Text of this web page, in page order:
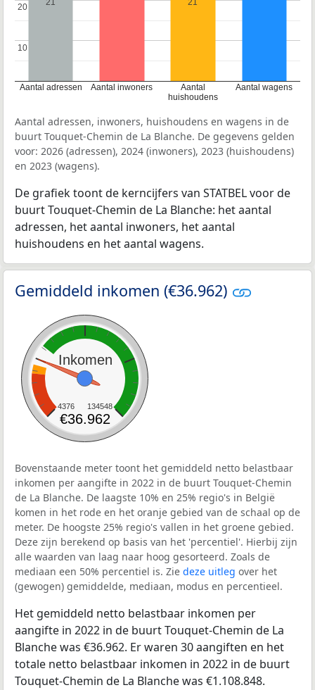
Aantal adressen Aantal inwoners
Aantal
huishoudens
Aantal wagens
10
10
20
20
21 21
Aantal adressen, inwoners, huishoudens en wagens in de
buurt Touquet-Chemin de La Blanche. De gegevens gelden
voor: 2026 (adressen), 2024 (inwoners), 2023 (huishoudens)
en 2023 (wagens).
De grafiek toont de kerncijfers van STATBEL voor de
buurt Touquet-Chemin de La Blanche: het aantal
adressen, het aantal inwoners, het aantal
huishoudens en het aantal wagens.
Gemiddeld inkomen (€36.962)
Inkomen
4376 134548
€36.962
Bovenstaande meter toont het gemiddeld netto belastbaar
inkomen per aangifte in 2022 in de buurt Touquet-Chemin
de La Blanche. De laagste 10% en 25% regio's in België
komen in het rode en het oranje gebied van de schaal op de
meter. De hoogste 25% regio's vallen in het groene gebied.
Deze zijn berekend op basis van het 'percentiel'. Hierbij zijn
alle waarden van laag naar hoog gesorteerd. Zoals de
mediaan een 50% percentiel is. Zie deze uitleg over het
(gewogen) gemiddelde, mediaan, modus en percentieel.
Het gemiddeld netto belastbaar inkomen per
aangifte in 2022 in de buurt Touquet-Chemin de La
Blanche was €36.962. Er waren 30 aangiften en het
totale netto belastbaar inkomen in 2022 in de buurt
Touquet-Chemin de La Blanche was €1.108.848.